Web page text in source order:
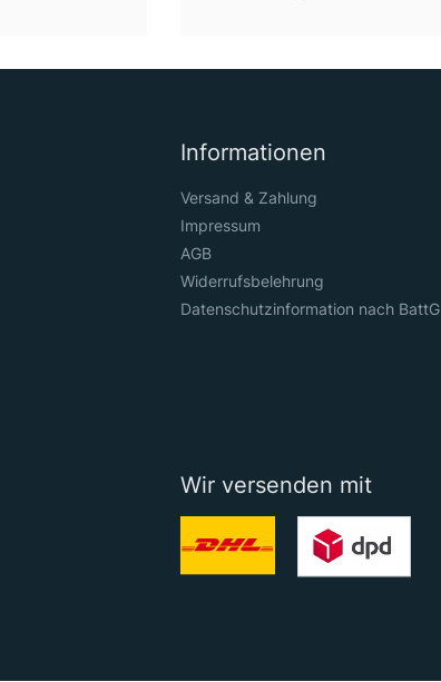
Informationen
Versand & Zahlung
Impressum
AGB
Widerrufsbelehrung
Datenschutzinformation nach BattG
Wir versenden mit